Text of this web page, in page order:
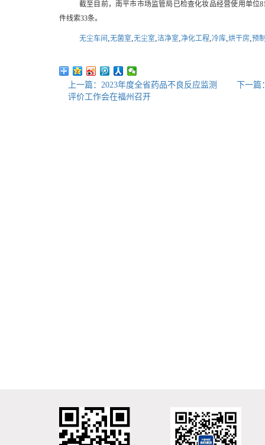
截至目前，南平市市场监管局已检查化妆品经营使用单位
件线索33条。
无尘车间 ,无菌室,无尘室,洁净室,净化工程,冷库,烘干房,预
上一篇：2023年度全省药品不良反应监测
评价工作会在福州召开
下一